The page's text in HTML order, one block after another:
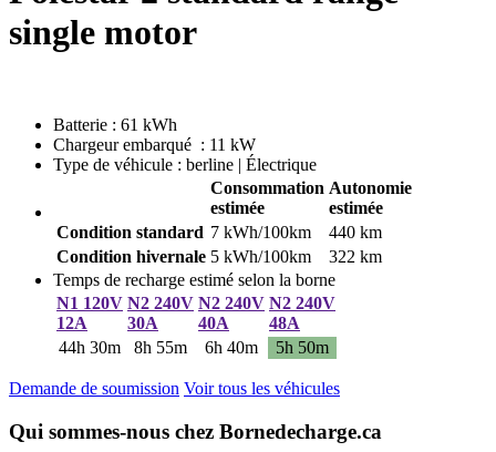
single motor
Batterie : 61 kWh
Chargeur embarqué : 11 kW
Type de véhicule : berline | Électrique
Consommation
estimée
Autonomie
estimée
Condition standard 7 kWh/100km
440 km
Condition hivernale 5 kWh/100km
322 km
Temps de recharge estimé selon la borne
N1 120V
12A
N2 240V
30A
N2 240V
40A
N2 240V
48A
44h 30m
8h 55m 6h 40m 5h 50m
Demande de soumission Voir tous les véhicules
Qui sommes-nous chez Bornedecharge.ca